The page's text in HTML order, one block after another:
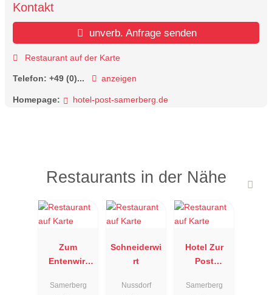
Kontakt
unverb. Anfrage senden
Restaurant auf der Karte
Telefon: +49 (0)... anzeigen
Homepage: hotel-post-samerberg.de
Restaurants in der Nähe
Zum
Entenwirt
Samerberg
Samerberg
Schneiderwi
rt
Nussdorf
Hotel Zur
Post
Samerberg